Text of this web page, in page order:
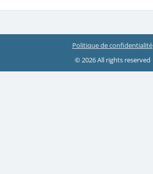
Politique de confidentialité
© 2026 All rights reserved